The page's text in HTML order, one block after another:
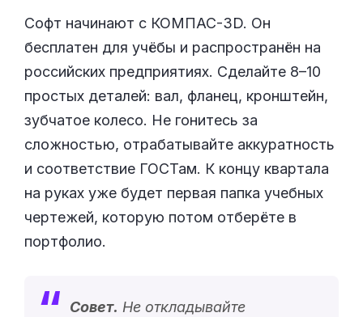
Софт начинают с КОМПАС-3D. Он
бесплатен для учёбы и распространён на
российских предприятиях. Сделайте 8–10
простых деталей: вал, фланец, кронштейн,
зубчатое колесо. Не гонитесь за
сложностью, отрабатывайте аккуратность
и соответствие ГОСТам. К концу квартала
на руках уже будет первая папка учебных
чертежей, которую потом отберёте в
портфолио.
Совет. Не откладывайте